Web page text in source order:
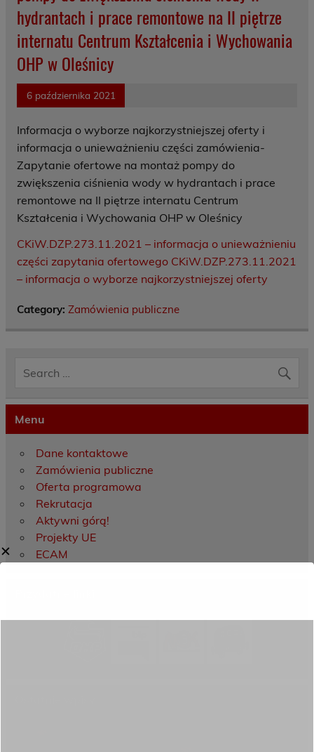
hydrantach i prace remontowe na II piętrze
internatu Centrum Kształcenia i Wychowania
OHP w Oleśnicy
6 października 2021
Informacja o wyborze najkorzystniejszej oferty i
informacja o unieważnieniu części zamówienia-
Zapytanie ofertowe na montaż pompy do
zwiększenia ciśnienia wody w hydrantach i prace
remontowe na II piętrze internatu Centrum
Kształcenia i Wychowania OHP w Oleśnicy
CKiW.DZP.273.11.2021 – informacja o unieważnieniu
części zapytania ofertowego CKiW.DZP.273.11.2021
– informacja o wyborze najkorzystniejszej oferty
Category: Zamówienia publiczne
Menu
Dane kontaktowe
Zamówienia publiczne
Oferta programowa
Rekrutacja
Aktywni górą!
Projekty UE
ECAM
✕